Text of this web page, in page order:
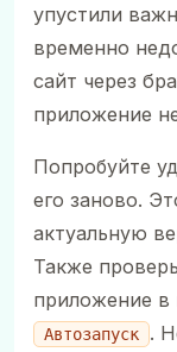
упустили
временно
сайт через
приложение
Попробуйте
его заново.
актуальную
Также
приложение в
Автозапуск
.